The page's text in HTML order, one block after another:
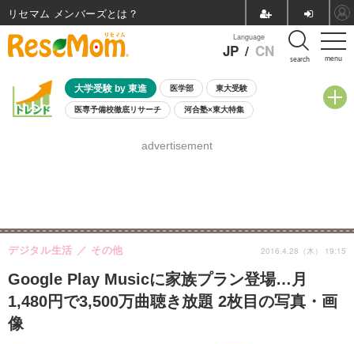
menu
Language
JP / CN search
大学受験 by 東進 医学部 東大受験
医専予備校徹底リサーチ 河合塾×東大特集
8月開催学校説明会・相談会
advertisement
Google Play Musicに家族プラン登場…月
1,480円で3,500万曲聴き放題 2枚目の写真・画
像
デジタル生活 その他 2016.4.28（木） 19:15
リセマム メンバーズ